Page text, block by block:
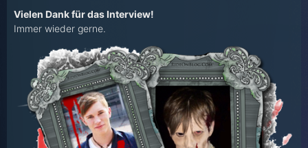
Vielen Dank für das Interview!
Immer wieder gerne.